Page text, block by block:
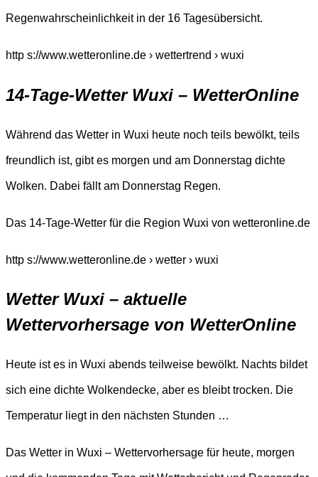
Regenwahrscheinlichkeit in der 16 Tagesübersicht.
http s://www.wetteronline.de › wettertrend › wuxi
14-Tage-Wetter Wuxi – WetterOnline
Während das Wetter in Wuxi heute noch teils bewölkt, teils
freundlich ist, gibt es morgen und am Donnerstag dichte
Wolken. Dabei fällt am Donnerstag Regen.
Das 14-Tage-Wetter für die Region Wuxi von wetteronline.de
http s://www.wetteronline.de › wetter › wuxi
Wetter Wuxi – aktuelle
Wettervorhersage von WetterOnline
Heute ist es in Wuxi abends teilweise bewölkt. Nachts bildet
sich eine dichte Wolkendecke, aber es bleibt trocken. Die
Temperatur liegt in den nächsten Stunden …
Das Wetter in Wuxi – Wettervorhersage für heute, morgen